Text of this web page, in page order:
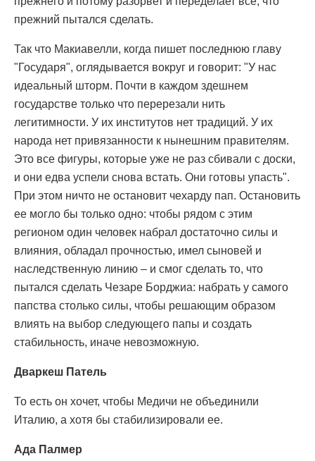
прежний пытался сделать.
Так что Макиавелли, когда пишет последнюю главу
"Государя", оглядывается вокруг и говорит: "У нас
идеальный шторм. Почти в каждом здешнем
государстве только что перерезали нить
легитимности. У их институтов нет традиций. У их
народа нет привязанности к нынешним правителям.
Это все фигуры, которые уже не раз сбивали с доски,
и они едва успели снова встать. Они готовы упасть".
При этом ничто не остановит чехарду пап. Остановить
ее могло бы только одно: чтобы рядом с этим
регионом один человек набрал достаточно силы и
влияния, обладал прочностью, имел сыновей и
наследственную линию – и смог сделать то, что
пытался сделать Чезаре Борджиа: набрать у самого
папства столько силы, чтобы решающим образом
влиять на выбор следующего папы и создать
стабильность, иначе невозможную.
Дваркеш Патель
То есть он хочет, чтобы Медичи не объединили
Италию, а хотя бы стабилизировали ее.
Ада Палмер